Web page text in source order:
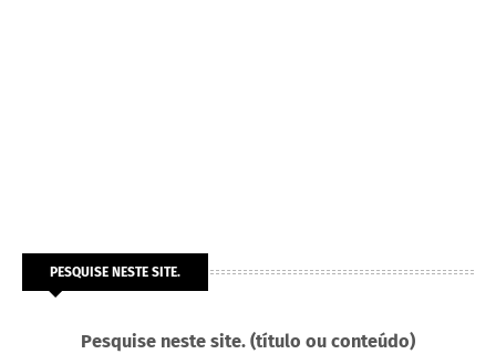
PESQUISE NESTE SITE.
Pesquise neste site. (título ou conteúdo)